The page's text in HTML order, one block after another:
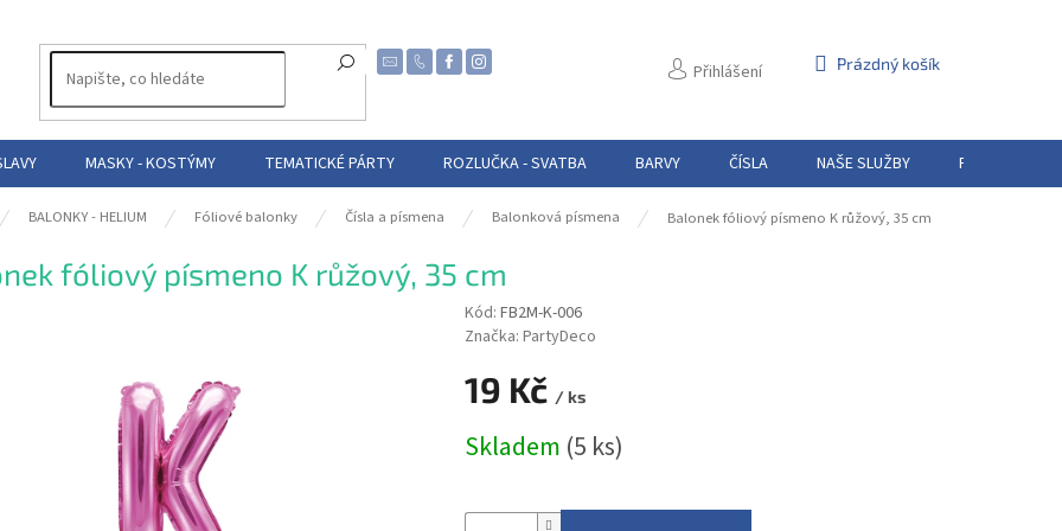
Přihlášení
NÁKUPNÍ
Prázdný košík
MASKY - KOSTÝMY TEMATICKÉ PÁRTY ROZLUČKA - SVATBA BARVY ČÍSLA NAŠE SLUŽBY PŮJČOVNA
BALONKY - HELIUM Fóliové balonky Čísla a písmena Balonková písmena Balonek fóliový písmeno K růžový, 35 cm
fóliový písmeno K růžový, 35 cm
Kód: FB2M-K-006
Značka: PartyDeco
19 Kč / ks
cena:
Skladem (5 ks)